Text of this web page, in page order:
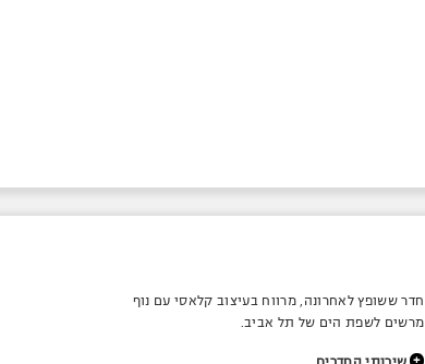
חדר ששופץ לאחרונה, מרווח בעיצוב קלאסי עם נוף
מרשים לשפת הים של תל אביב.
+